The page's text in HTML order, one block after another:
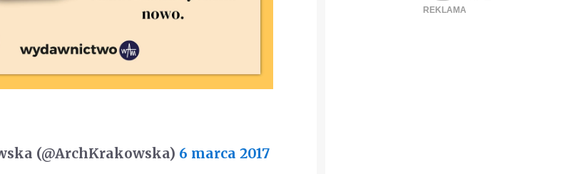
(@ArchKrakowska) 6 marca 2017